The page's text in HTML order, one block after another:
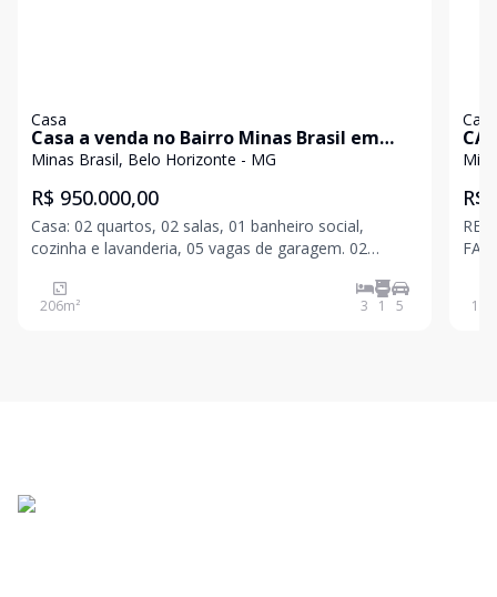
Casa
Casa a venda no Bairro Minas Brasil em
lote de 420m²
Minas Brasil, Belo Horizonte - MG
R$ 950.000,00
Casa: 02 quartos, 02 salas, 01 banheiro social,
cozinha e lavanderia, 05 vagas de garagem. 02
investidores.
206m² 3 1 5
Casa
R$
165